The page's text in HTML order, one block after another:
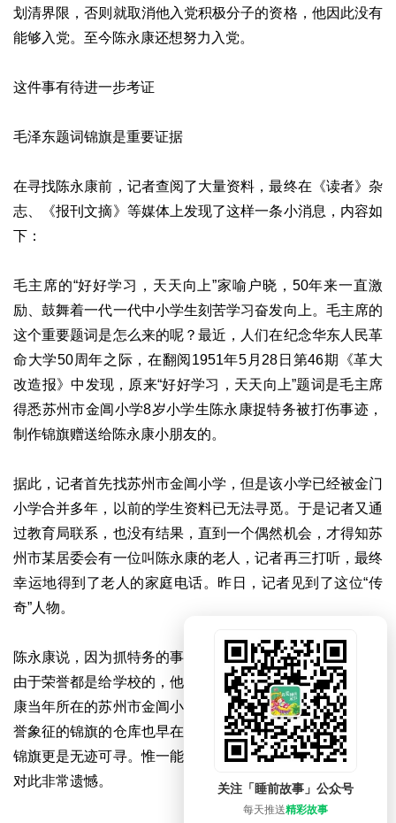
划清界限，否则就取消他入党积极分子的资格，他因此没有
能够入党。至今陈永康还想努力入党。
这件事有待进一步考证
毛泽东题词锦旗是重要证据
在寻找陈永康前，记者查阅了大量资料，最终在《读者》杂
志、《报刊文摘》等媒体上发现了这样一条小消息，内容如
下：
毛主席的“好好学习，天天向上”家喻户晓，50年来一直激
励、鼓舞着一代一代中小学生刻苦学习奋发向上。毛主席的
这个重要题词是怎么来的呢？最近，人们在纪念华东人民革
命大学50周年之际，在翻阅1951年5月28日第46期《革大
改造报》中发现，原来“好好学习，天天向上”题词是毛主席
得悉苏州市金阊小学8岁小学生陈永康捉特务被打伤事迹，
制作锦旗赠送给陈永康小朋友的。
据此，记者首先找苏州市金阊小学，但是该小学已经被金门
小学合并多年，以前的学生资料已无法寻觅。于是记者又通
过教育局联系，也没有结果，直到一个偶然机会，才得知苏
州市某居委会有一位叫陈永康的老人，记者再三打听，最终
幸运地得到了老人的家庭电话。昨日，记者见到了这位“传
奇”人物。
陈永康说，因为抓特务的事，当时的报告会一场接着一场，
由于荣誉都是给学校的，他从没有想到保留那些锦旗。陈永
康当年所在的苏州市金阊小学早已不存在，当年存放各种荣
誉象征的锦旗的仓库也早在上个世纪八十年代就被撤除了，
锦旗更是无迹可寻。惟一能够提供证据的线索断了，陈永康
对此非常遗憾。
关注「睡前故事」公众号
每天推送精彩故事